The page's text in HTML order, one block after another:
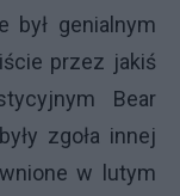
był genialnym
przez jakiś
Bear
zgoła innej
w lutym